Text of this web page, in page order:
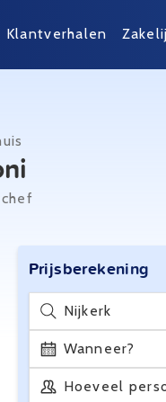
Klantverhalen
Prijsberekening
Nijkerk
Wanneer?
Hoeveel